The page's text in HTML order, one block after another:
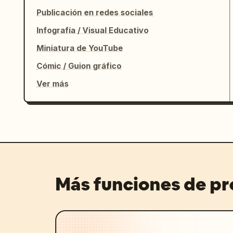
Publicación en redes sociales
Infografía / Visual Educativo
Miniatura de YouTube
Cómic / Guion gráfico
Ver más
Más funciones de